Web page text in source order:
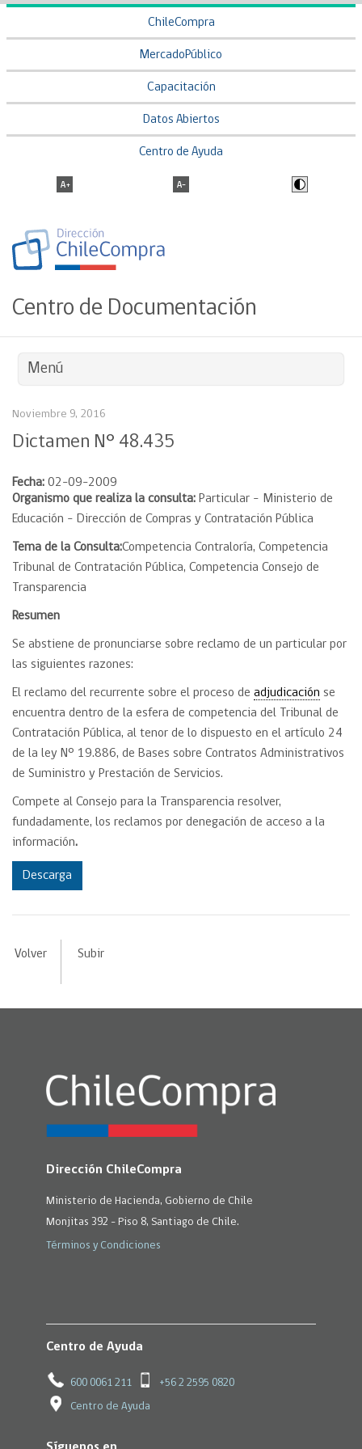
ChileCompra
MercadoPúblico
Capacitación
Datos Abiertos
Centro de Ayuda
Centro de Documentación
Menú
Noviembre 9, 2016
Dictamen N° 48.435
Fecha: 02-09-2009
Organismo que realiza la consulta: Particular – Ministerio de
Educación – Dirección de Compras y Contratación Pública
Tema de la Consulta:Competencia Contraloría, Competencia
Tribunal de Contratación Pública, Competencia Consejo de
Transparencia
Resumen
Se abstiene de pronunciarse sobre reclamo de un particular por
las siguientes razones:
El reclamo del recurrente sobre el proceso de adjudicación se
encuentra dentro de la esfera de competencia del Tribunal de
Contratación Pública, al tenor de lo dispuesto en el artículo 24
de la ley Nº 19.886, de Bases sobre Contratos Administrativos
de Suministro y Prestación de Servicios.
Compete al Consejo para la Transparencia resolver,
fundadamente, los reclamos por denegación de acceso a la
información.
Descarga
Volver Subir
Dirección ChileCompra
Ministerio de Hacienda, Gobierno de Chile
Monjitas 392 - Piso 8, Santiago de Chile.
Términos y Condiciones
Centro de Ayuda
600 0061 211 +56 2 2595 0820
Centro de Ayuda